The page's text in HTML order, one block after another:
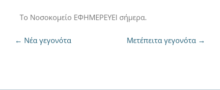
Το Νοσοκομείο ΕΦΗΜΕΡΕΥΕΙ σήμερα.
Μετέπειτα γεγονότα →
← Νέα γεγονότα